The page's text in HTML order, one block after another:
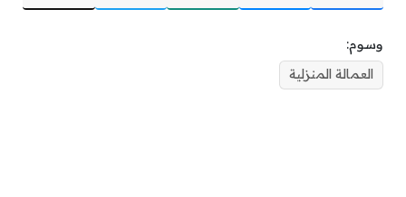
وسوم:
العمالة المنزلية